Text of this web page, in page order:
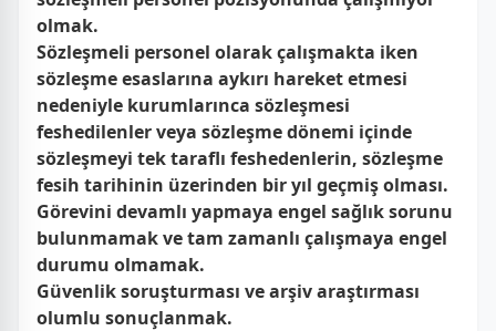
olmak.
Sözleşmeli personel olarak çalışmakta iken
sözleşme esaslarına aykırı hareket etmesi
nedeniyle kurumlarınca sözleşmesi
feshedilenler veya sözleşme dönemi içinde
sözleşmeyi tek taraflı feshedenlerin, sözleşme
fesih tarihinin üzerinden bir yıl geçmiş olması.
Görevini devamlı yapmaya engel sağlık sorunu
bulunmamak ve tam zamanlı çalışmaya engel
durumu olmamak.
Güvenlik soruşturması ve arşiv araştırması
olumlu sonuçlanmak.